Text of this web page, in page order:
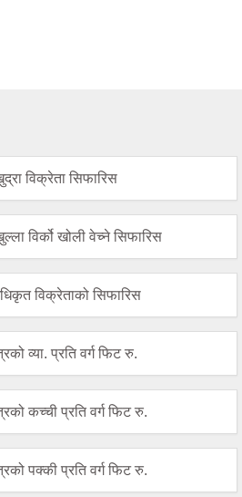
विक्रेता सिफारिस
विर्को खोली वेच्ने सिफारिस
विक्रेताको सिफारिस
व्या. प्रति वर्ग फिट रु.
कच्ची प्रति वर्ग फिट रु.
पक्की प्रति वर्ग फिट रु.